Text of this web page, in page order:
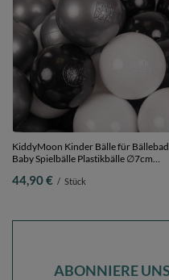
KiddyMoon Kinder Bälle für Bällebad
Baby Spielbälle Plastikbälle ∅7cm
300 Bälle/7cm
44,90 € / Stück
ABONNIERE